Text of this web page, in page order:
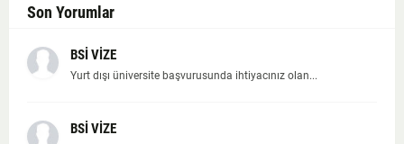
Son Yorumlar
BSİ VİZE
Yurt dışı üniversite başvurusunda ihtiyacınız olan...
BSİ VİZE